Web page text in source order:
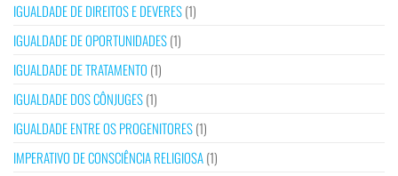
IGUALDADE DE DIREITOS E DEVERES(1)
IGUALDADE DE OPORTUNIDADES(1)
IGUALDADE DE TRATAMENTO (1)
IGUALDADE DOS CÔNJUGES(1)
IGUALDADE ENTRE OS PROGENITORES(1)
IMPERATIVO DE CONSCIÊNCIA RELIGIOSA(1)